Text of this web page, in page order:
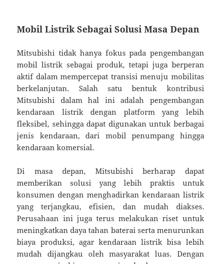
Mobil Listrik Sebagai Solusi Masa Depan
Mitsubishi tidak hanya fokus pada pengembangan
mobil listrik sebagai produk, tetapi juga berperan
aktif dalam mempercepat transisi menuju mobilitas
berkelanjutan. Salah satu bentuk kontribusi
Mitsubishi dalam hal ini adalah pengembangan
kendaraan listrik dengan platform yang lebih
fleksibel, sehingga dapat digunakan untuk berbagai
jenis kendaraan, dari mobil penumpang hingga
kendaraan komersial.
Di masa depan, Mitsubishi berharap dapat
memberikan solusi yang lebih praktis untuk
konsumen dengan menghadirkan kendaraan listrik
yang terjangkau, efisien, dan mudah diakses.
Perusahaan ini juga terus melakukan riset untuk
meningkatkan daya tahan baterai serta menurunkan
biaya produksi, agar kendaraan listrik bisa lebih
mudah dijangkau oleh masyarakat luas. Dengan